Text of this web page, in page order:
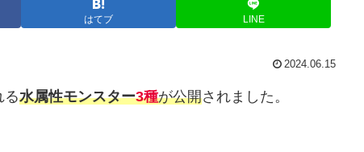
はてブ LINE
2024.06.15
る水属性モンスター3種が公開されました。